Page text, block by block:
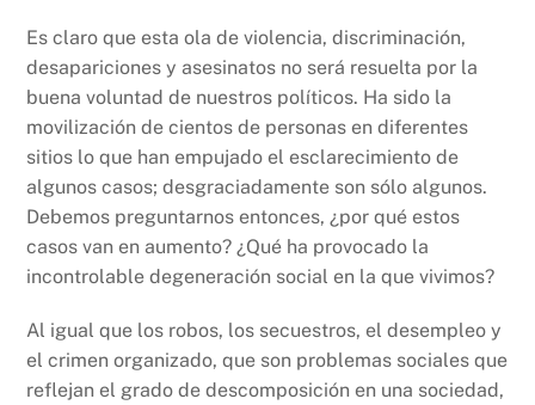
Es claro que esta ola de violencia, discriminación,
desapariciones y asesinatos no será resuelta por la
buena voluntad de nuestros políticos. Ha sido la
movilización de cientos de personas en diferentes
sitios lo que han empujado el esclarecimiento de
algunos casos; desgraciadamente son sólo algunos.
Debemos preguntarnos entonces, ¿por qué estos
casos van en aumento? ¿Qué ha provocado la
incontrolable degeneración social en la que vivimos?
Al igual que los robos, los secuestros, el desempleo y
el crimen organizado, que son problemas sociales que
reflejan el grado de descomposición en una sociedad,